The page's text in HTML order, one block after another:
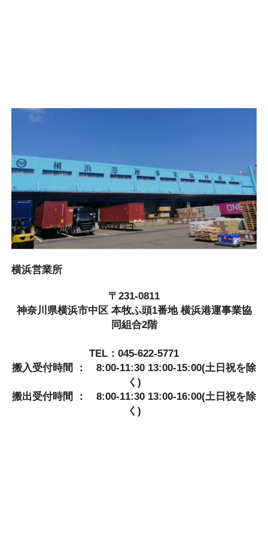
横浜営業所
〒231-0811
神奈川県横浜市中区 本牧ふ頭1番地 横浜港運事業協
同組合2階
TEL：045-622-5771
搬入受付時間 ： 8:00-11:30 13:00-15:00(土日祝を除
く)
搬出受付時間 ： 8:00-11:30 13:00-16:00(土日祝を除
く)